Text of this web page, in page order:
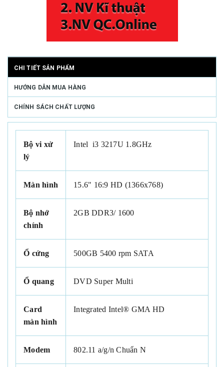
CHI TIẾT SẢN PHẨM
HƯỚNG DẪN MUA HÀNG
CHÍNH SÁCH CHẤT LƯỢNG
Bộ vi xử
lý
Intel i3 3217U 1.8GHz
Màn hình 15.6" 16:9 HD (1366x768)
Bộ nhớ
chính
2GB DDR3/ 1600
Ổ cứng 500GB 5400 rpm SATA
Ổ quang DVD Super Multi
Card
màn hình
Integrated Intel® GMA HD
Modem 802.11 a/g/nChuẩn N